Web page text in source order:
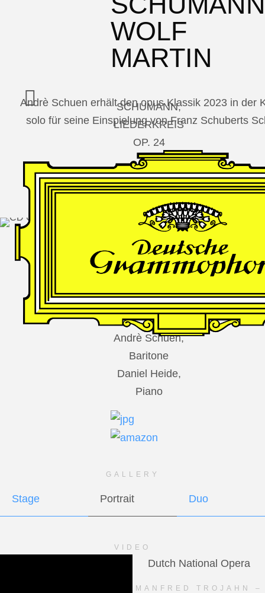
WOLF
MARTIN
SCHUMANN,
LIEDERKREIS
OP. 24
SECHS
MONOLOGE
AUS
JEDERMANN
GESÄNGE
DES
Andrè Schuen,
Baritone
Daniel Heide,
Piano
GALLERY
Stage Portrait Duo
VIDEO
Dutch National Opera
MANFRED TROJAHN –
Andrè Schuen erhält den opus Klassik 2023 in der
solo für seine Einspielung von Franz Schuberts